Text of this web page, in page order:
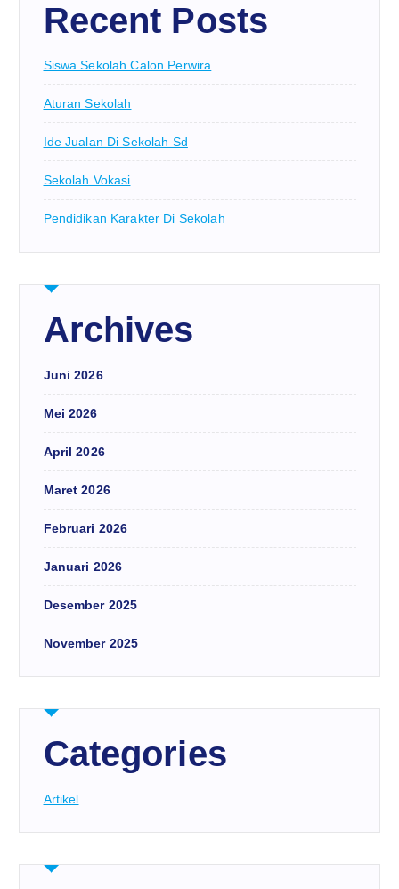
Recent Posts
Siswa Sekolah Calon Perwira
Aturan Sekolah
Ide Jualan Di Sekolah Sd
Sekolah Vokasi
Pendidikan Karakter Di Sekolah
Archives
Juni 2026
Mei 2026
April 2026
Maret 2026
Februari 2026
Januari 2026
Desember 2025
November 2025
Categories
Artikel